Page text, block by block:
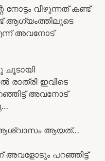
വീഴുന്നത് കണ്ട്
ആഗ്യംത്തിലൂടെ
അവനോട്
രാത്രി ഇവിടെ
അവനോട്
ആയത്…
അവളോടും പറഞ്ഞിട്ട്